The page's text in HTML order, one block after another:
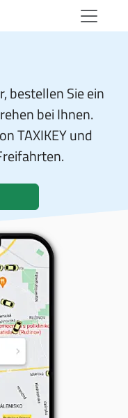
bestellen Sie ein
bei Ihnen.
TAXIKEY und